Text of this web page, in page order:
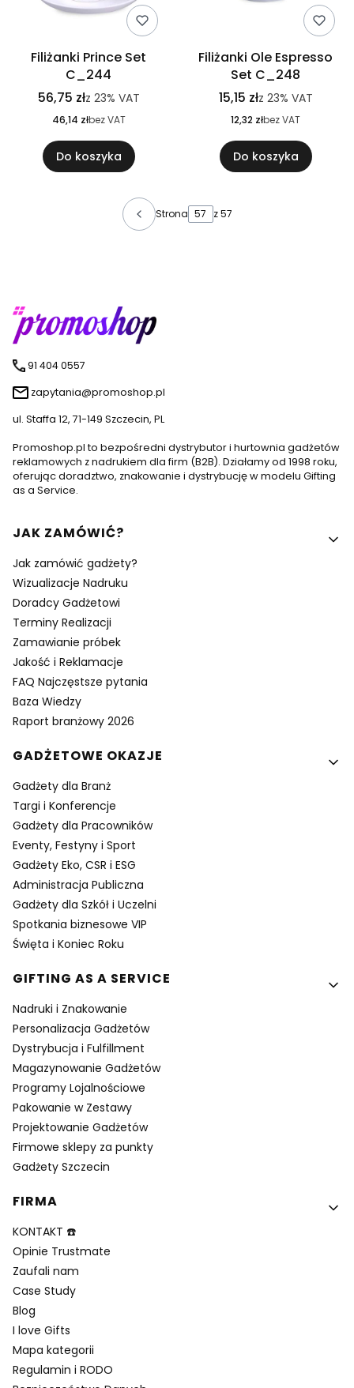
Filiżanki Prince Set
C_244
56,75 złz 23% VAT
46,14 złbez VAT
Do koszyka
Filiżanki Ole Espresso
Set C_248
15,15 złz 23% VAT
12,32 złbez VAT
Do koszyka
Strona z 57
91 404 0557
zapytania@promoshop.pl
ul. Staffa 12, 71-149 Szczecin, PL
Promoshop.pl to bezpośredni dystrybutor i hurtownia gadżetów
reklamowych z nadrukiem dla firm (B2B). Działamy od 1998 roku,
oferując doradztwo, znakowanie i dystrybucję w modelu Gifting
as a Service.
Linki w stopce
JAK ZAMÓWIĆ?
Jak zamówić gadżety?
Wizualizacje Nadruku
Doradcy Gadżetowi
Terminy Realizacji
Zamawianie próbek
Jakość i Reklamacje
FAQ Najczęstsze pytania
Baza Wiedzy
Raport branżowy 2026
GADŻETOWE OKAZJE
Gadżety dla Branż
Targi i Konferencje
Gadżety dla Pracowników
Eventy, Festyny i Sport
Gadżety Eko, CSR i ESG
Administracja Publiczna
Gadżety dla Szkół i Uczelni
Spotkania biznesowe VIP
Święta i Koniec Roku
GIFTING AS A SERVICE
Nadruki i Znakowanie
Personalizacja Gadżetów
Dystrybucja i Fulfillment
Magazynowanie Gadżetów
Programy Lojalnościowe
Pakowanie w Zestawy
Projektowanie Gadżetów
Firmowe sklepy za punkty
Gadżety Szczecin
FIRMA
KONTAKT ☎️
Opinie Trustmate
Zaufali nam
Case Study
Blog
I love Gifts
Mapa kategorii
Regulamin i RODO